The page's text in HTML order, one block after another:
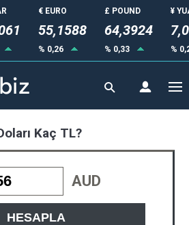
€ EURO
55,1588
% 0,26
£ POUND
64,3924
% 0,33
¥
%
Kaç TL?
AUD
HESAPLA